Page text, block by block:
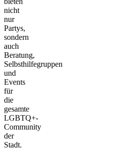
nicht
nur
Partys,
sondern
auch
Beratung,
Selbsthilfegruppen
und
Events
für
die
gesamte
LGBTQ+-
Community
der
Stadt.